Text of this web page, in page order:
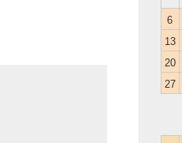
6
13
20
27